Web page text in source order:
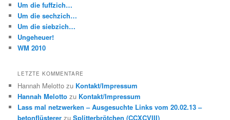
Um die fuffzich…
Um die sechzich…
Um die siebzich…
Ungeheuer!
WM 2010
LETZTE KOMMENTARE
Hannah Melotto zu Kontakt/Impressum
Hannah Melotto zu Kontakt/Impressum
Lass mal netzwerken – Ausgesuchte Links vom 20.02.13 –
betonflüsterer zuSplitterbrötchen (CCXCVIII)